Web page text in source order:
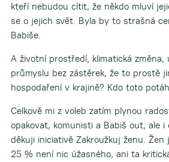
kteří nebudou cítit, že někdo mluví
se o jejich svět. Byla by to strašná
Babiše.
A životní prostředí, klimatická změna,
průmyslu bez zástěrek, že to prostě
hospodaření v krajině? Kdo toto
Celkově mi z voleb zatím plynou
opakovat, komunisti a Babiš out, ale i
děkuji iniciativě Zakroužkuj ženu. Žen
25 % není nic úžasného, ani ta